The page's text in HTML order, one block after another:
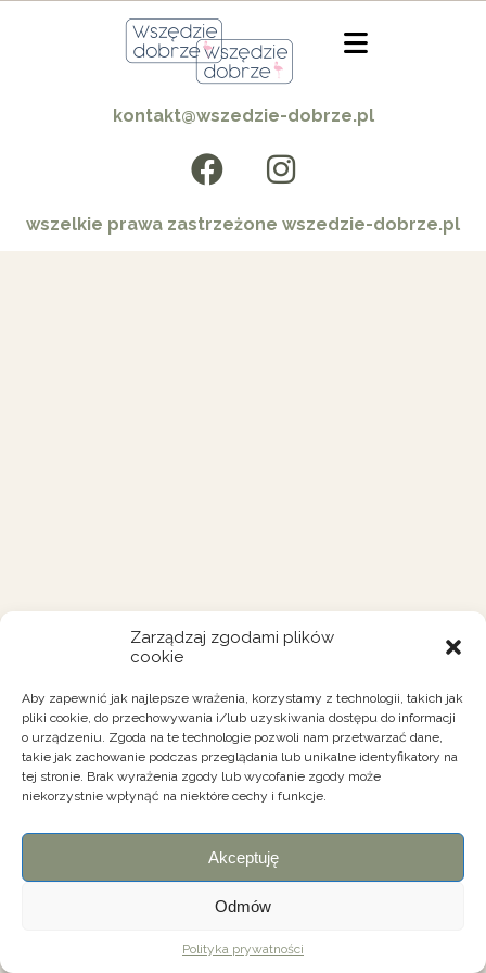
Zarządzaj zgodami plików
cookie
Aby zapewnić jak najlepsze wrażenia, korzystamy z technologii, takich jak
pliki cookie, do przechowywania i/lub uzyskiwania dostępu do informacji
o urządzeniu. Zgoda na te technologie pozwoli nam przetwarzać dane,
takie jak zachowanie podczas przeglądania lub unikalne identyfikatory na
tej stronie. Brak wyrażenia zgody lub wycofanie zgody może
niekorzystnie wpłynąć na niektóre cechy i funkcje.
Akceptuję
Odmów
Polityka prywatności
kontakt@wszedzie-dobrze.pl
wszelkie prawa zastrzeżone wszedzie-dobrze.pl